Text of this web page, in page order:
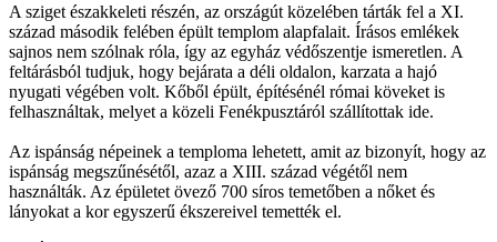
A sziget északkeleti részén, az országút közelében tárták fel a XI.
század második felében épült templom alapfalait. Írásos emlékek
sajnos nem szólnak róla, így az egyház védőszentje ismeretlen. A
feltárásból tudjuk, hogy bejárata a déli oldalon, karzata a hajó
nyugati végében volt. Kőből épült, építésénél római köveket is
felhasználtak, melyet a közeli Fenékpusztáról szállítottak ide.
Az ispánság népeinek a temploma lehetett, amit az bizonyít, hogy az
ispánság megszűnésétől, azaz a XIII. század végétől nem
használták. Az épületet övező 700 síros temetőben a nőket és
lányokat a kor egyszerű ékszereivel temették el.